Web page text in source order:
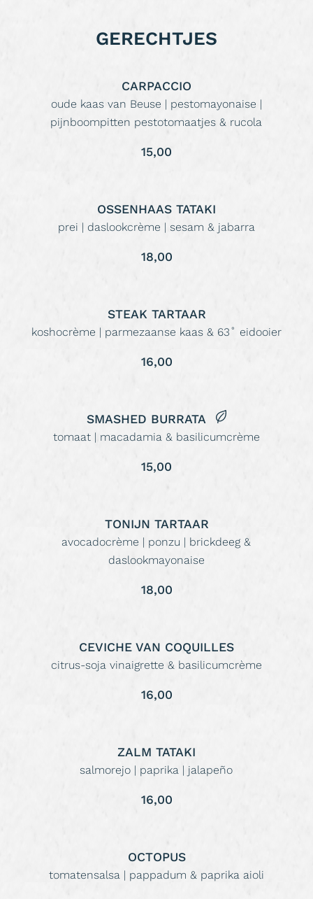
GERECHTJES
CARPACCIO
oude kaas van Beuse | pestomayonaise |
pijnboompitten pestotomaatjes & rucola
15,00
OSSENHAAS TATAKI
prei | daslookcrème | sesam & jabarra
18,00
STEAK TARTAAR
koshocrème | parmezaanse kaas & 63˚ eidooier
16,00
SMASHED BURRATA
tomaat | macadamia & basilicumcrème
15,00
TONIJN TARTAAR
avocadocrème | ponzu | brickdeeg &
daslookmayonaise
18,00
CEVICHE VAN COQUILLES
citrus-soja vinaigrette & basilicumcrème
16,00
ZALM TATAKI
salmorejo | paprika | jalapeño
16,00
OCTOPUS
tomatensalsa | pappadum & paprika aioli